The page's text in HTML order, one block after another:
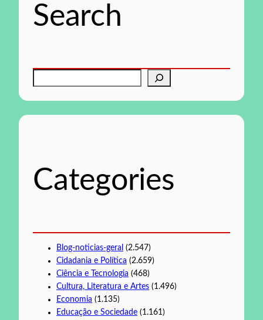
Search
aCategories
Blog-noticias-geral (2.547)
Cidadania e Política (2.659)
Ciência e Tecnologia (468)
Cultura, Literatura e Artes (1.496)
Economia (1.135)
Educação e Sociedade (1.161)